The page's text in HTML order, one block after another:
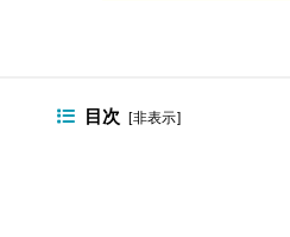
目次 [非表示]